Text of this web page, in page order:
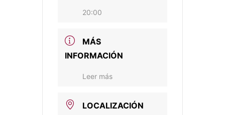
20:00
MÁS
INFORMACIÓN
Leer más
LOCALIZACIÓN